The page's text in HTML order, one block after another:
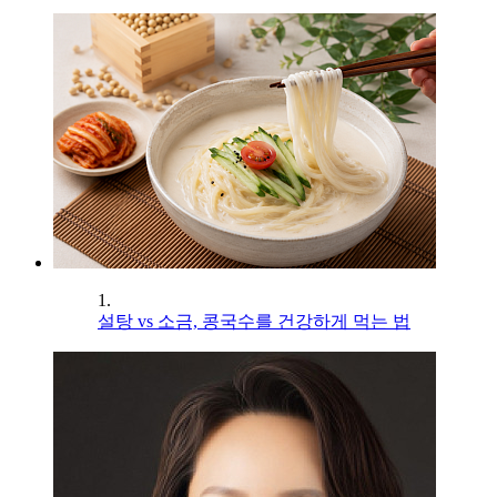
1.
설탕 vs 소금, 콩국수를 건강하게 먹는 법